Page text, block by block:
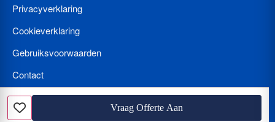
Favoriet
Vraag Offerte Aan
Privacyverklaring
Cookieverklaring
Gebruiksvoorwaarden
Contact
Bedrijf Aanmelden